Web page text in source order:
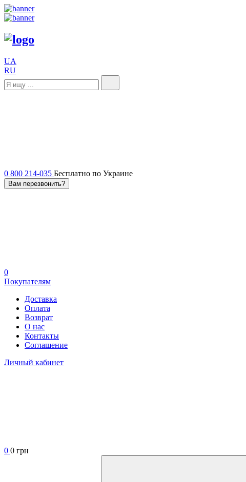
UA
RU
0 800 214-035 Бесплатно по Украине
Вам перезвонить?
0
Покупателям
Доставка
Оплата
Возврат
О нас
Контакты
Соглашение
Личный кабинет
0 0 грн